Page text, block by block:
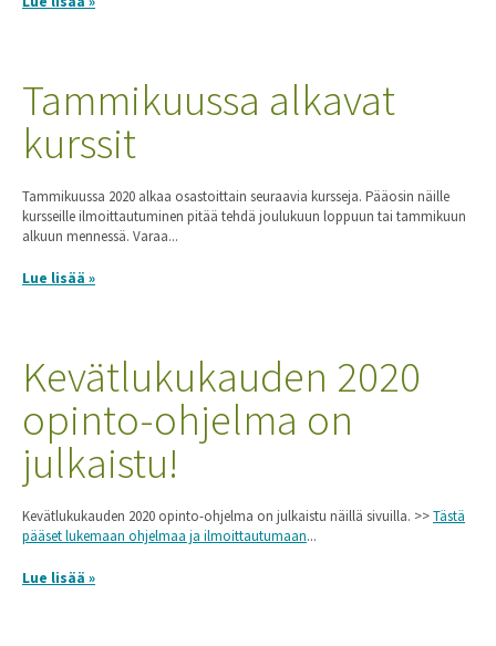
Tammikuussa alkavat
kurssit
Tammikuussa 2020 alkaa osastoittain seuraavia kursseja. Pääosin näille
kursseille ilmoittautuminen pitää tehdä joulukuun loppuun tai tammikuun
alkuun mennessä. Varaa...
Lue lisää »
Kevätlukukauden 2020
opinto-ohjelma on
julkaistu!
Kevätlukukauden 2020 opinto-ohjelma on julkaistu näillä sivuilla. >>Tästä
pääset lukemaan ohjelmaa ja ilmoittautumaan...
Lue lisää »